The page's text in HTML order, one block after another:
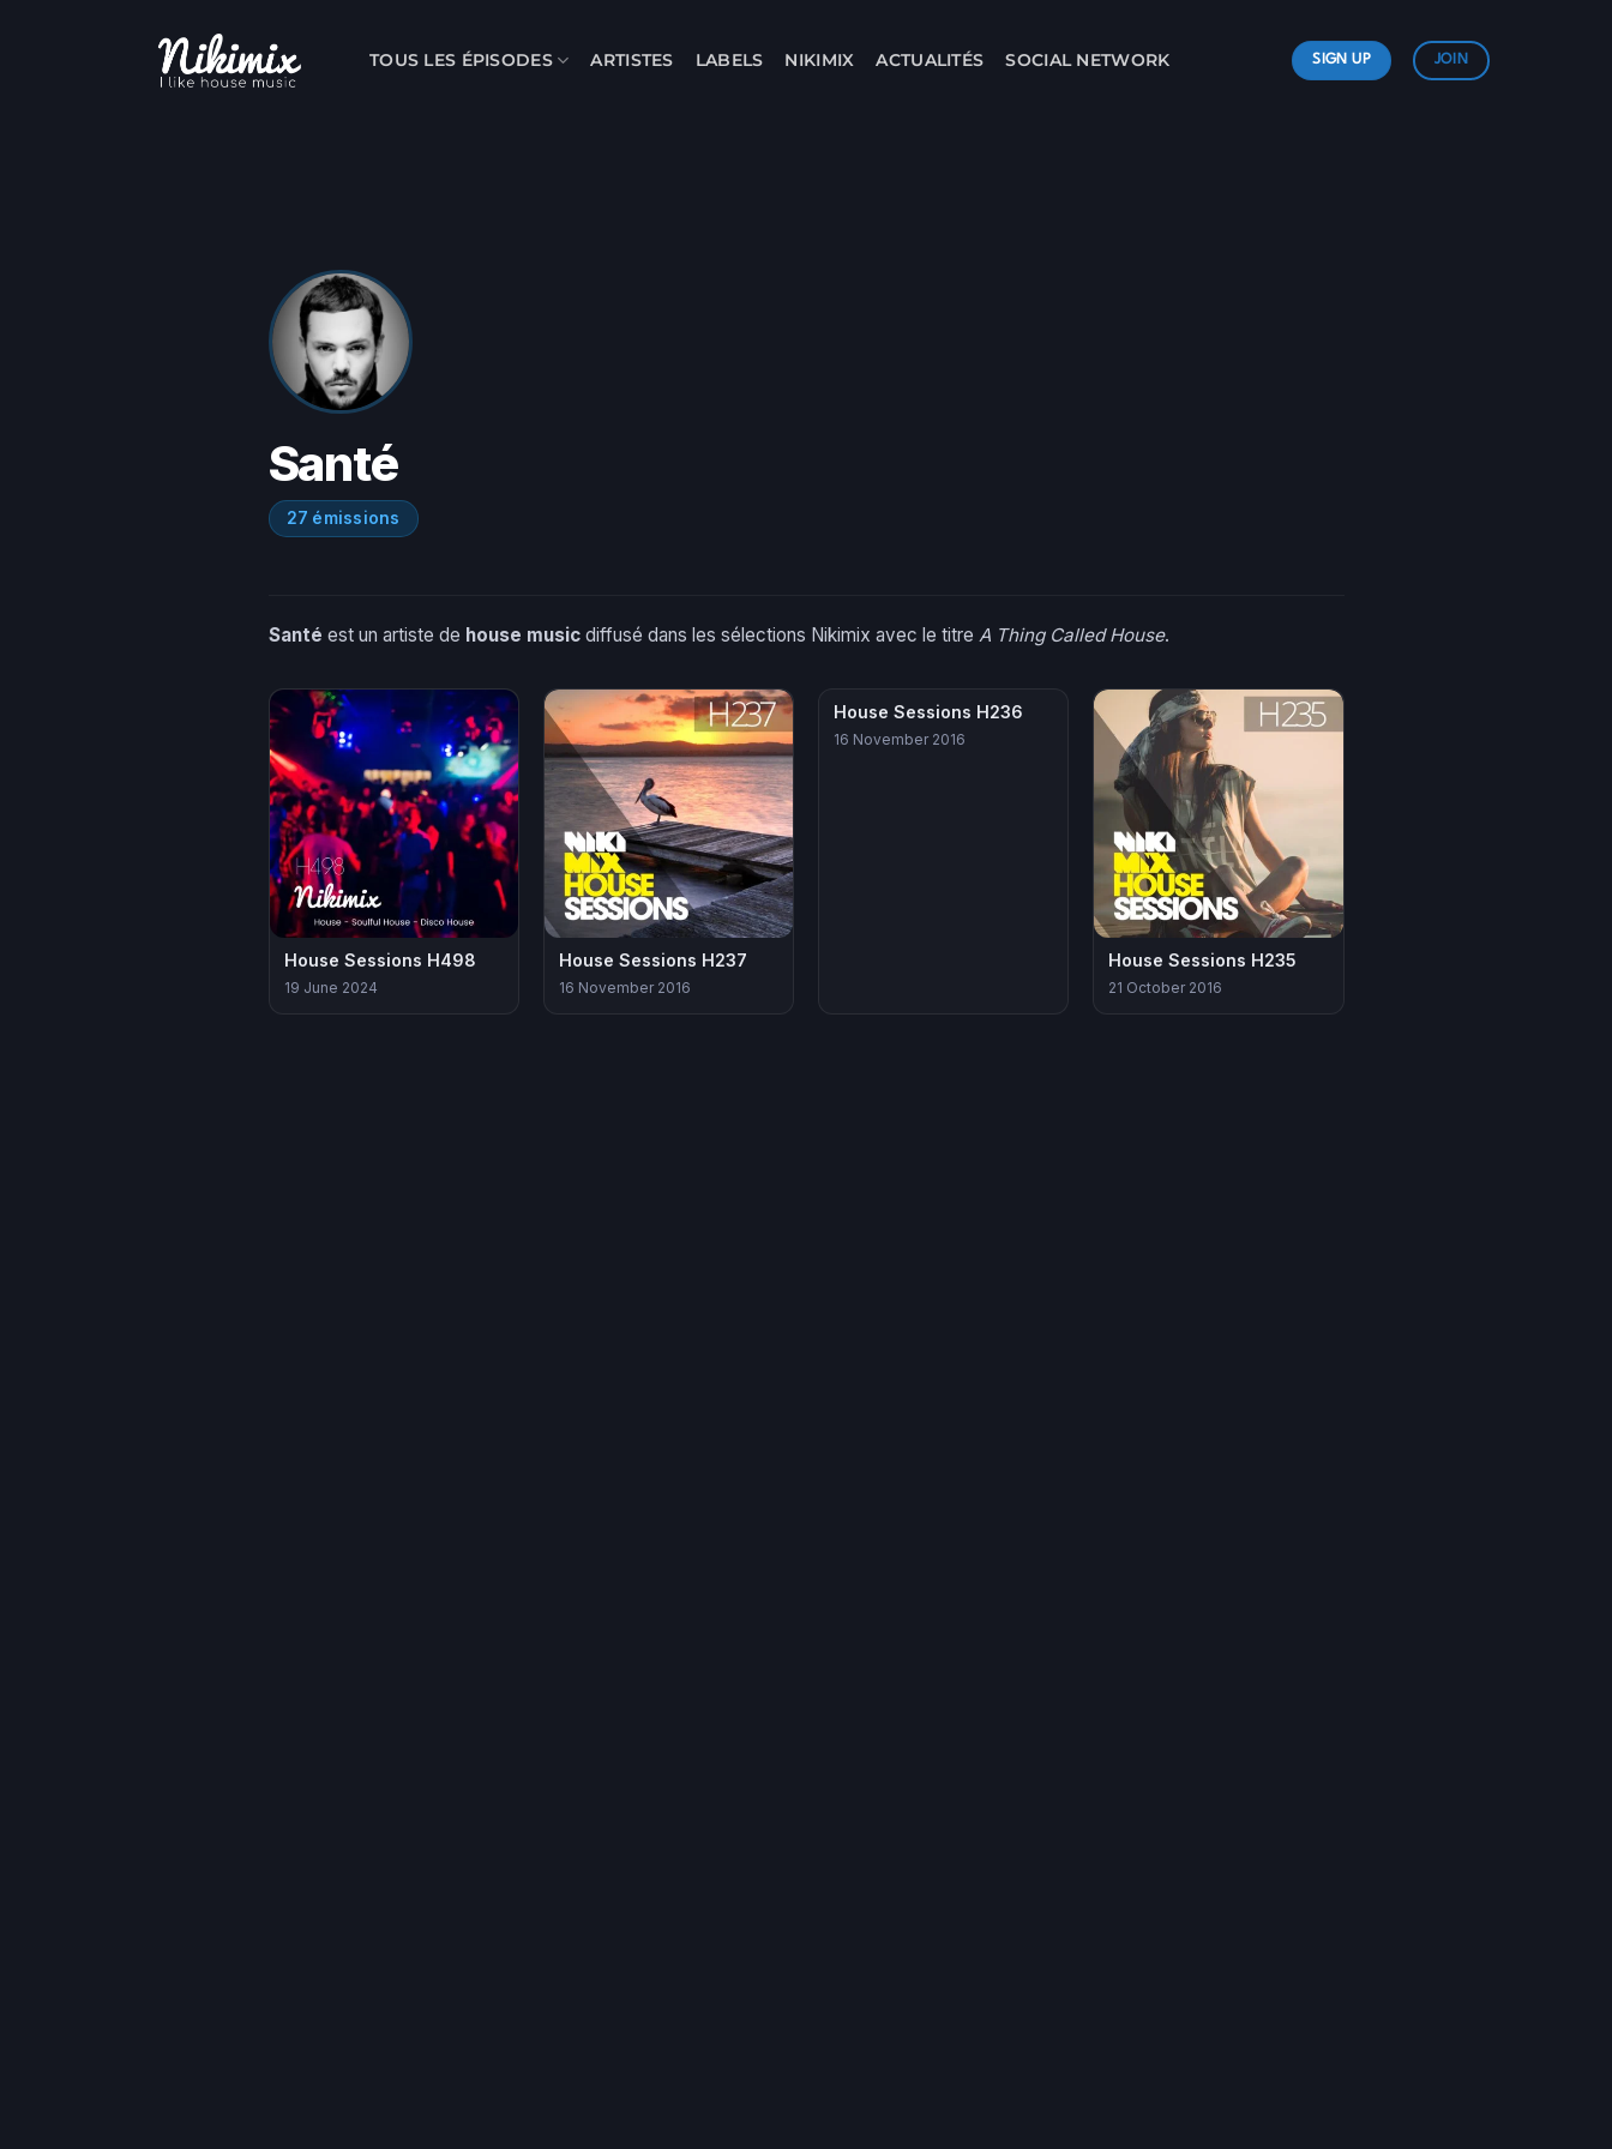
TOUS LES ÉPISODES ARTISTES LABELS NIKIMIX ACTUALITÉS SOCIAL NETWORK SIGN UP JOIN
Santé
27 émissions
Santé est un artiste de house musicdiffusé dans les sélections Nikimix avec le titre A Thing Called House.
House Sessions H498
19 June 2024
House Sessions H237
16 November 2016
House Sessions H236
16 November 2016
House Sessions H235
21 October 2016